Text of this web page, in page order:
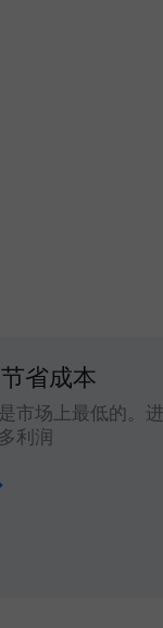
省成本
市场上最低的。
利润